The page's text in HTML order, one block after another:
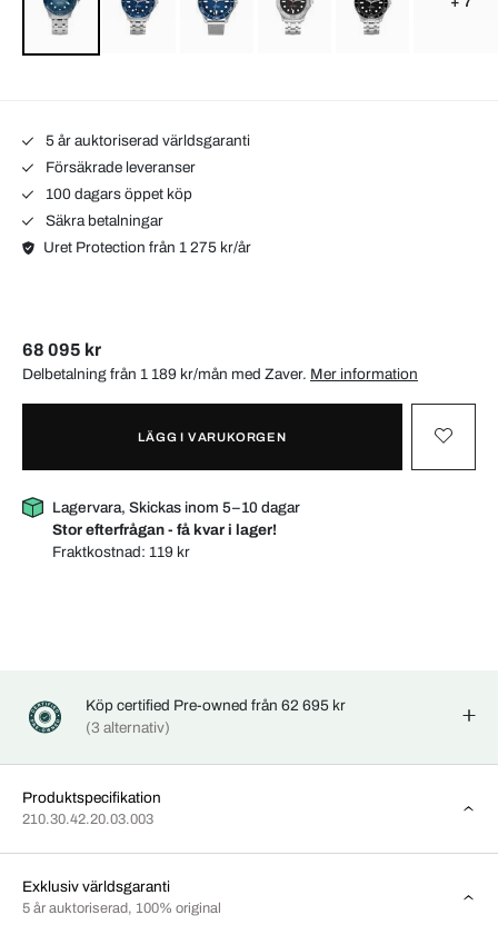
5 år auktoriserad världsgaranti
Försäkrade leveranser
100 dagars öppet köp
Säkra betalningar
Uret Protection från 1 275 kr/år
68 095 kr
Delbetalning från 1 189 kr/mån med Zaver. Mer information
LÄGG I VARUKORGEN
Lagervara, Skickas inom 5–10 dagar
Stor efterfrågan - få kvar i lager!
Fraktkostnad: 119 kr
Köp certified Pre-owned från 62 695 kr
(3 alternativ)
Produktspecifikation
210.30.42.20.03.003
Exklusiv världsgaranti
5 år auktoriserad, 100% original